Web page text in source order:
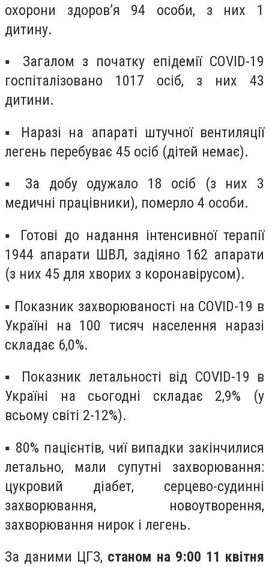
охорони здоров’я 94 особи, з них 1
дитину.
▪ Загалом з початку епідемії COVID-19
госпіталізовано 1017 осіб, з них 43
дитини.
▪ Наразі на апараті штучної вентиляції
легень перебуває 45 осіб (дітей немає).
▪ За добу одужало 18 осіб (з них 3
медичні працівники), померло 4 особи.
▪ Готові до надання інтенсивної терапії
1944 апарати ШВЛ, задіяно 162 апарати
(з них 45 для хворих з коронавірусом).
▪ Показник захворюваності на COVID-19 в
Україні на 100 тисяч населення наразі
складає 6,0%.
▪ Показник летальності від COVID-19 в
Україні на сьогодні складає 2,9% (у
всьому світі 2-12%).
▪ 80% пацієнтів, чиї випадки закінчилися
летально, мали супутні захворювання:
цукровий діабет, серцево-судинні
захворювання, новоутворення,
захворювання нирок і легень.
За даними ЦГЗ, станом на 9:00 11 квітня